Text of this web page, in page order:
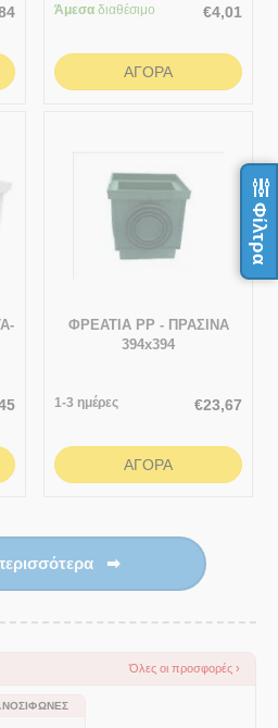
Φίλτρα
Άμεσα διαθέσιμο €4,01
ΑΓΟΡΆ
ΦΡΕΑΤΙΑ ΡΡ - ΠΡΑΣΙΝΑ
394x394
1-3 ημέρες €23,67
ΑΓΟΡΆ
➡
Όλες οι προσφορές ›